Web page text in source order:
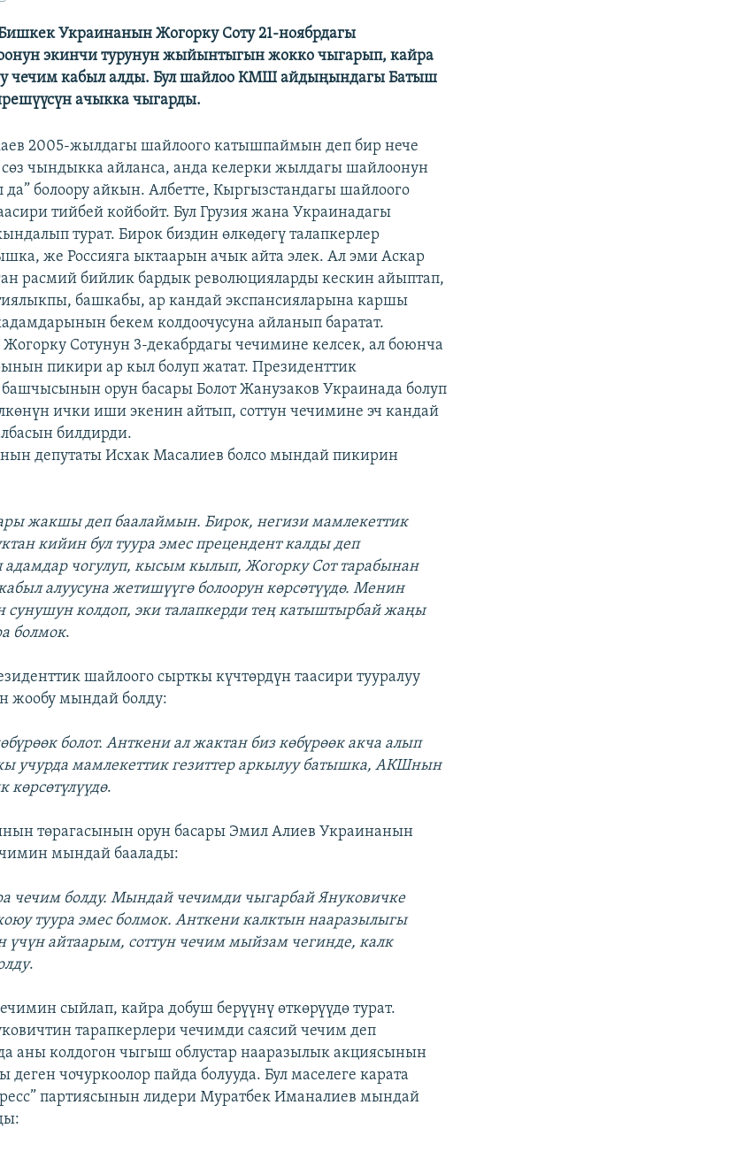
Украинанын Жогорку Соту 21-ноябрдагы
экинчи турунун жыйынтыгын жокко чыгарып, кайра
чечим кабыл алды. Бул шайлоо КМШ айдыңындагы Батыш
ачыкка чыгарды.
2005-жылдагы шайлоого катышпаймын деп бир нече
сөз чындыкка айланса, анда келерки жылдагы шайлоонун
да” болоору айкын. Албетте, Кыргызстандагы шайлоого
тийбей койбойт. Бул Грузия жана Украинадагы
турат. Бирок биздин өлкөдөгү талапкерлер
же Россияга ыктаарын ачык айта элек. Ал эми Аскар
расмий бийлик бардык революцияларды кескин айыптап,
башкабы, ар кандай экспансияларына каршы
бекем колдоочусуна айланып баратат.
Сотунун 3-декабрдагы чечимине келсек, ал боюнча
пикири ар кыл болуп жатат. Президенттик
орун басары Болот Жанузаков Украинада болуп
ички иши экенин айтып, соттун чечимине эч кандай
билдирди.
депутаты Исхак Масалиев болсо мындай пикирин
жакшы деп баалаймын. Бирок, негизи мамлекеттик
кийин бул туура эмес прецендент калды деп
адамдар чогулуп, кысым кылып, Жогорку Сот тарабынан
алуусуна жетишүүгө болоорун көрсөтүүдө. Менин
сунушун колдоп, эки талапкерди тең катыштырбай жаңы
болмок.
шайлоого сырткы күчтөрдүн таасири тууралуу
жообу мындай болду:
болот. Анткени ал жактан биз көбүрөөк акча алып
учурда мамлекеттик гезиттер аркылуу батышка, АКШнын
көрсөтүлүүдө.
төрагасынын орун басары Эмил Алиев Украинанын
мындай баалады:
чечим болду. Мындай чечимди чыгарбай Януковичке
туура эмес болмок. Анткени калктын нааразылыгы
үчүн айтаарым, соттун чечим мыйзам чегинде, калк
.
сыйлап, кайра добуш берүүнү өткөрүүдө турат.
тарапкерлери чечимди саясий чечим деп
аны колдогон чыгыш облустар нааразылык акциясынын
деген чочуркоолор пайда болууда. Бул маселеге карата
партиясынын лидери Муратбек Иманалиев мындай